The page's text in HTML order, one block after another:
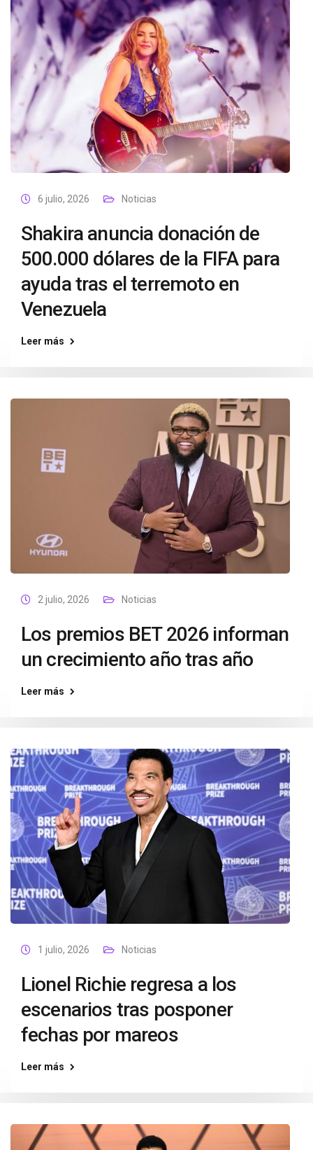
6 julio, 2026 Noticias
Shakira anuncia donación de
500.000 dólares de la FIFA para
ayuda tras el terremoto en
Venezuela
Leer más
2 julio, 2026 Noticias
Los premios BET 2026 informan
un crecimiento año tras año
Leer más
1 julio, 2026 Noticias
Lionel Richie regresa a los
escenarios tras posponer
fechas por mareos
Leer más